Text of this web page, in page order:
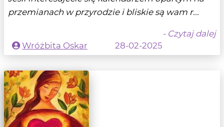
przemianach w przyrodzie i bliskie są wam r...
- Czytaj dalej
Wróżbita Oskar
28-02-2025